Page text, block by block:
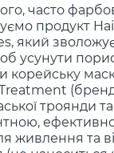
часто
продукт
який
усунути
корейську
троянди
живлення та